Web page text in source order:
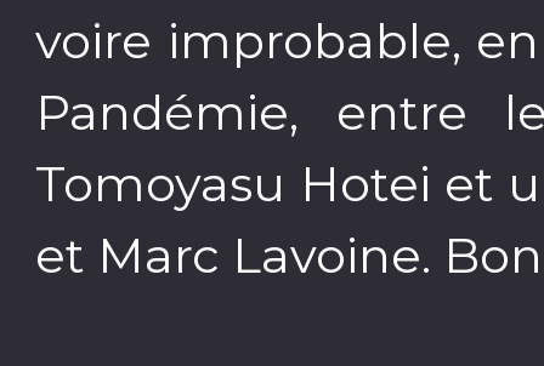
voire improbable,
Pandémie, entre
Tomoyasu Hotei et
et Marc Lavoine.